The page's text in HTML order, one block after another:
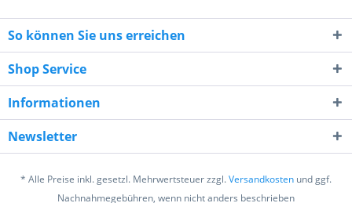
7 * 10 = ?
So können Sie uns erreichen
Shop Service
Informationen
Newsletter
* Alle Preise inkl. gesetzl. Mehrwertsteuer zzgl.Versandkosten und ggf.
Nachnahmegebühren, wenn nicht anders beschrieben